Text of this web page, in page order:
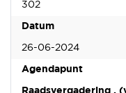
302
Datum
26-06-2024
Agendapunt
Raadsvergadering .